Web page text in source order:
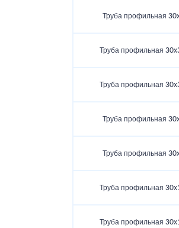
Труба профильная
Труба профильная
Труба профильная
Труба профильная
Труба профильная
Труба профильная
Труба профильная